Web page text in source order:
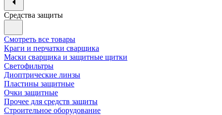
Средства защиты
Смотреть все товары
Краги и перчатки сварщика
Маски сварщика и защитные щитки
Светофильтры
Диоптрические линзы
Пластины защитные
Очки защитные
Прочее для средств защиты
Строительное оборудование